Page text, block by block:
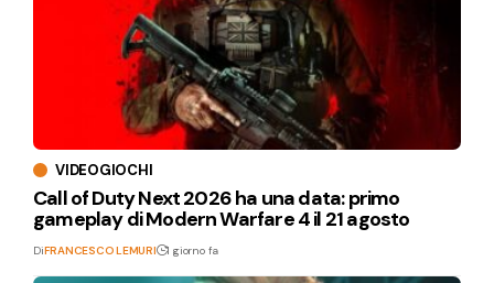
VIDEOGIOCHI
Call of Duty Next 2026 ha una data: primo
gameplay di Modern Warfare 4 il 21 agosto
DiFRANCESCO LEMURI 1 giorno fa